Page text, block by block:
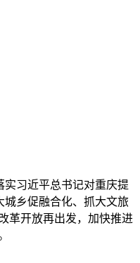
习近平总书记对重庆提
城乡促融合化、抓大文旅
革开放再出发，加快推进